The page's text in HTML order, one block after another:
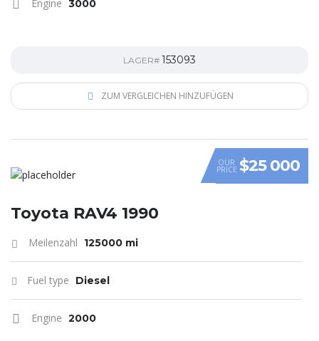
Engine 3000
LAGER# 153093
ZUM VERGLEICHEN HINZUFÜGEN
OUR
PRICE $25 000
Toyota RAV4 1990
Meilenzahl 125000 mi
Fuel type Diesel
Engine 2000